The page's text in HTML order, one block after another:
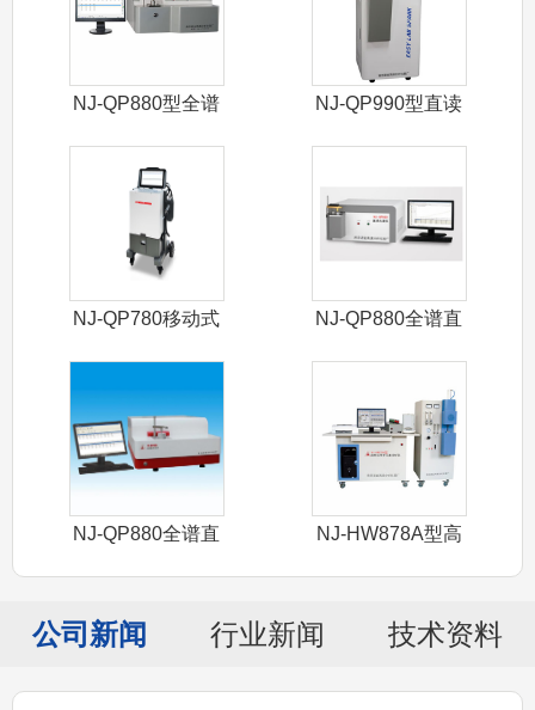
NJ-QP880型全谱
NJ-QP990型直读
NJ-QP780移动式
NJ-QP880全谱直
NJ-QP880全谱直
NJ-HW878A型高
公司新闻 行业新闻 技术资料